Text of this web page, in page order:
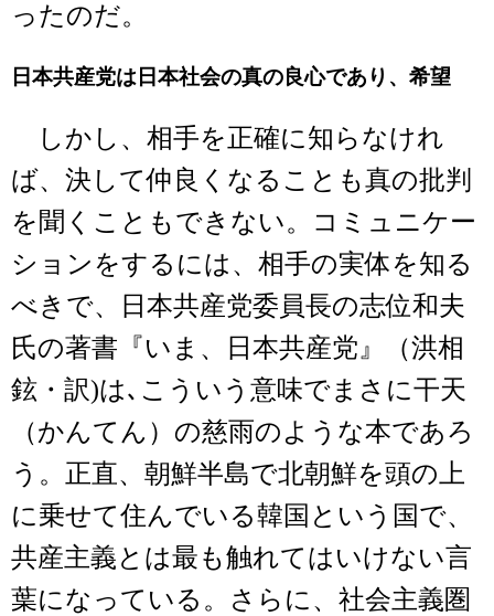
ったのだ。
日本共産党は日本社会の真の良心であり、希望
しかし、相手を正確に知らなけれ
ば、決して仲良くなることも真の批判
を聞くこともできない。コミュニケー
ションをするには、相手の実体を知る
べきで、日本共産党委員長の志位和夫
氏の著書『いま、日本共産党』（洪相
鉉・訳)は､こういう意味でまさに干天
（かんてん）の慈雨のような本であろ
う。正直、朝鮮半島で北朝鮮を頭の上
に乗せて住んでいる韓国という国で、
共産主義とは最も触れてはいけない言
葉になっている。さらに、社会主義圏